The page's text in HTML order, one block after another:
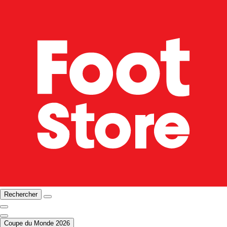
Rechercher
Coupe du Monde 2026